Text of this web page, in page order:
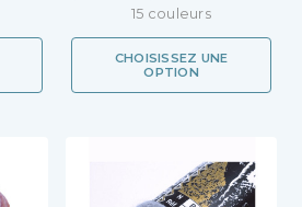
15 couleurs
CHOISISSEZ UNE
OPTION